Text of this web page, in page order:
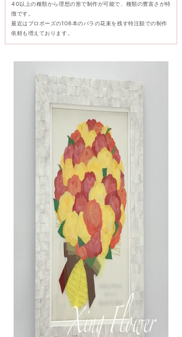
40以上の種類から理想の形で制作が可能で、種類の豊富さが特
徴です。
最近はプロポーズの108本のバラの花束を残す特注額での制作
依頼も増えております。